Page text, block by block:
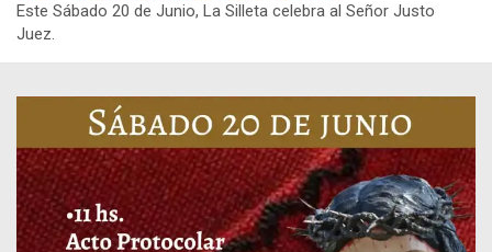
Este Sábado 20 de Junio, La Silleta celebra al Señor Justo
Juez.